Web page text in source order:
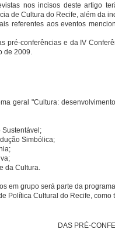
nos incisos deste artigo
de Cultura do Recife, além da
referentes aos eventos
pré-conferências e da IV
de 2009.
geral "Cultura:
Sustentável;
Simbólica;
da Cultura.
em grupo será parte da
Política Cultural do Recife,
DAS PRÉ-